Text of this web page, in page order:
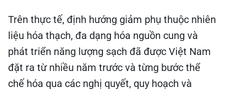
Trên thực tế, định hướng giảm phụ thuộc nhiên
liệu hóa thạch, đa dạng hóa nguồn cung và
phát triển năng lượng sạch đã được Việt Nam
đặt ra từ nhiều năm trước và từng bước thể
chế hóa qua các nghị quyết, quy hoạch và